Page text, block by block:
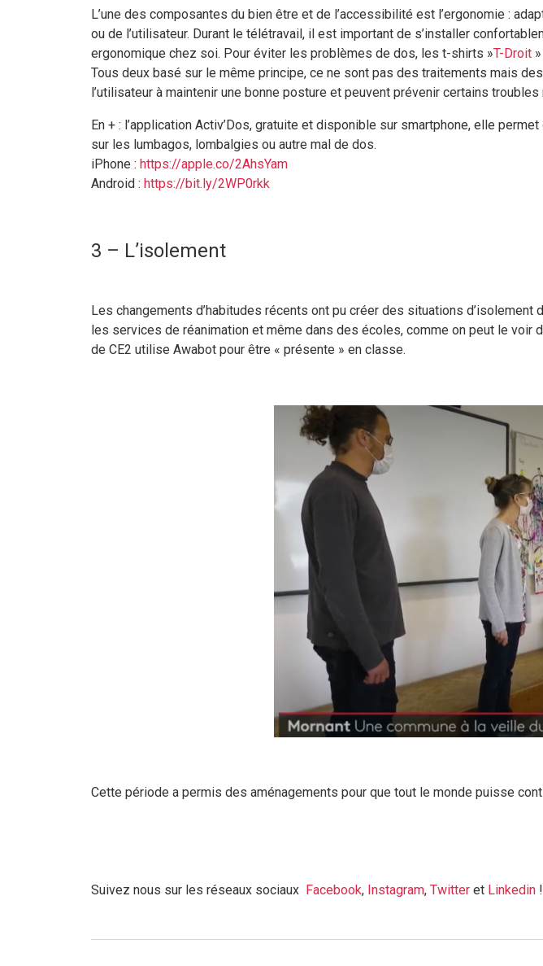
L’une des composantes du bien être et de l’accessibilité est l’ergonomie :
ou de l’utilisateur. Durant le télétravail, il est important de s’installer
ergonomique chez soi. Pour éviter les problèmes de dos, les t-shirts »T-Droit
Tous deux basé sur le même principe, ce ne sont pas des traitements mais
l’utilisateur à maintenir une bonne posture et peuvent prévenir certains
En + : l’application Activ’Dos, gratuite et disponible sur smartphone, elle
sur les lumbagos, lombalgies ou autre mal de dos.
iPhone : https://apple.co/2AhsYam
Android : https://bit.ly/2WP0rkk
3 – L’isolement
Les changements d’habitudes récents ont pu créer des situations d’isolement
les services de réanimation et même dans des écoles, comme on peut le voir
de CE2 utilise Awabot pour être « présente » en classe.
Cette période a permis des aménagements pour que tout le monde puisse
Suivez nous sur les réseaux sociaux Facebook, Instagram, Twitter et Linkedin !